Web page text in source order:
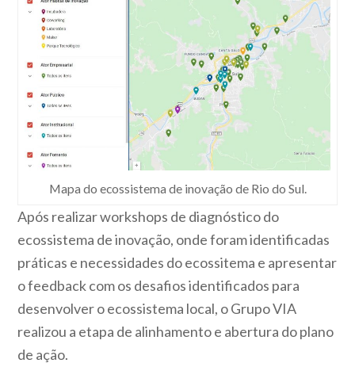
Mapa do ecossistema de inovação de Rio do Sul.
Após realizar workshops de diagnóstico do
ecossistema de inovação, onde foram identificadas
práticas e necessidades do ecossitema e apresentar
o feedback com os desafios identificados para
desenvolver o ecossistema local, o Grupo VIA
realizou a etapa de alinhamento e abertura do plano
de ação.